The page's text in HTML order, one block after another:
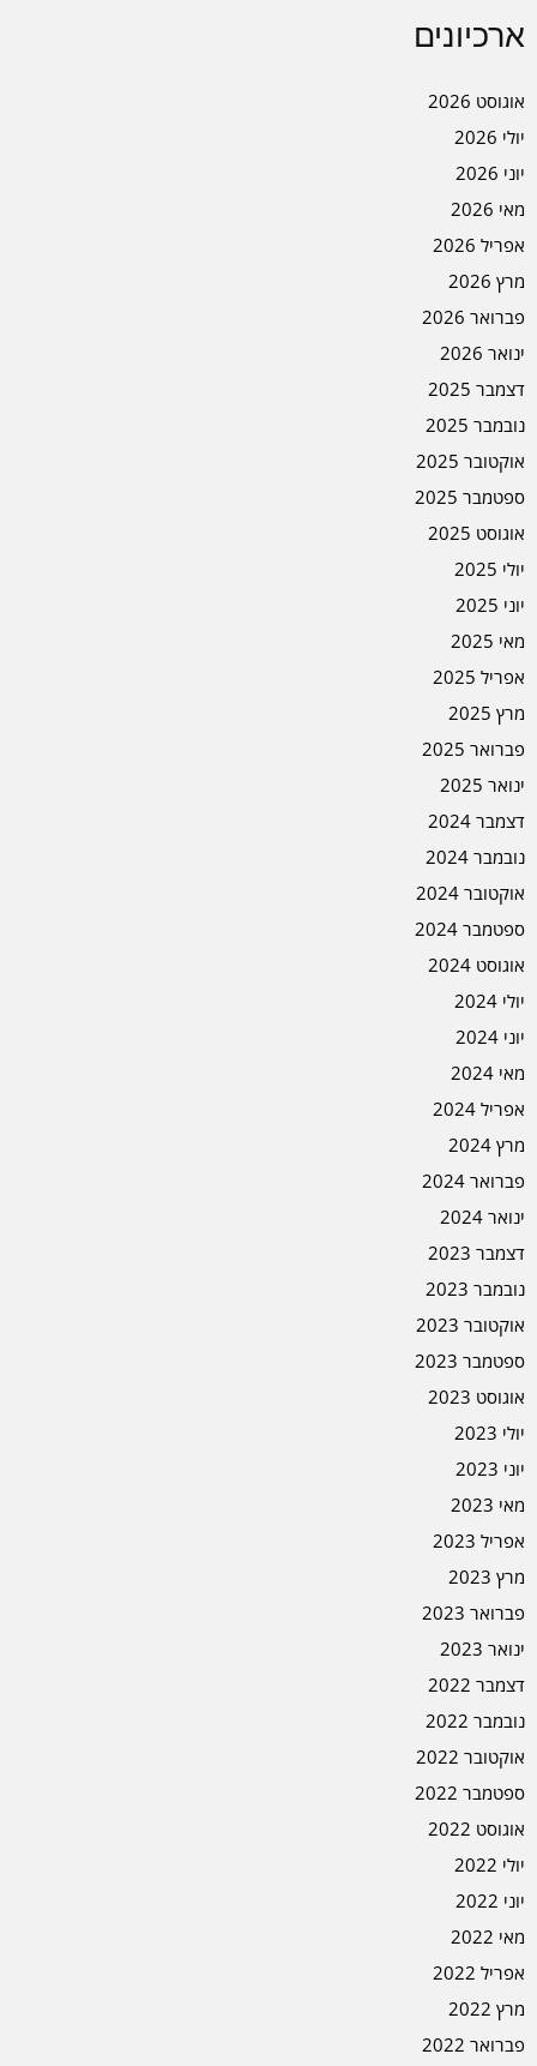
ארכיונים
אוגוסט 2026
יולי 2026
יוני 2026
מאי 2026
אפריל 2026
מרץ 2026
פברואר 2026
ינואר 2026
דצמבר 2025
נובמבר 2025
אוקטובר 2025
ספטמבר 2025
אוגוסט 2025
יולי 2025
יוני 2025
מאי 2025
אפריל 2025
מרץ 2025
פברואר 2025
ינואר 2025
דצמבר 2024
נובמבר 2024
אוקטובר 2024
ספטמבר 2024
אוגוסט 2024
יולי 2024
יוני 2024
מאי 2024
אפריל 2024
מרץ 2024
פברואר 2024
ינואר 2024
דצמבר 2023
נובמבר 2023
אוקטובר 2023
ספטמבר 2023
אוגוסט 2023
יולי 2023
יוני 2023
מאי 2023
אפריל 2023
מרץ 2023
פברואר 2023
ינואר 2023
דצמבר 2022
נובמבר 2022
אוקטובר 2022
ספטמבר 2022
אוגוסט 2022
יולי 2022
יוני 2022
מאי 2022
אפריל 2022
מרץ 2022
פברואר 2022